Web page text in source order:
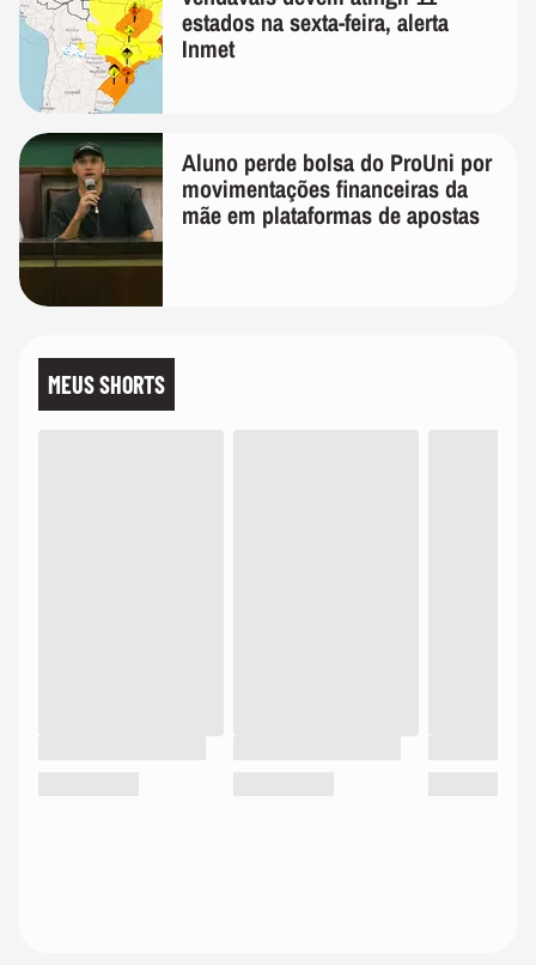
estados na sexta-feira, alerta
Inmet
Aluno perde bolsa do ProUni por
movimentações financeiras da
mãe em plataformas de apostas
MEUS SHORTS